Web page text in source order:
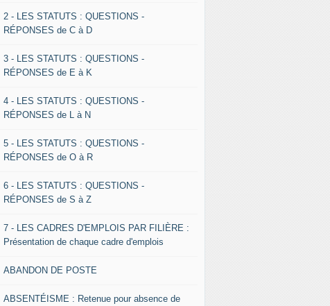
2 - LES STATUTS : QUESTIONS -
RÉPONSES de C à D
3 - LES STATUTS : QUESTIONS -
RÉPONSES de E à K
4 - LES STATUTS : QUESTIONS -
RÉPONSES de L à N
5 - LES STATUTS : QUESTIONS -
RÉPONSES de O à R
6 - LES STATUTS : QUESTIONS -
RÉPONSES de S à Z
7 - LES CADRES D'EMPLOIS PAR FILIÈRE :
Présentation de chaque cadre d'emplois
ABANDON DE POSTE
ABSENTÉISME : Retenue pour absence de